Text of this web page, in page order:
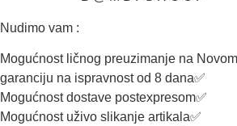
Nudimo vam :
Mogućnost ličnog preuzimanje na
garanciju na ispravnost od 8 dana✅
Mogućnost dostave postexpresom✅
Mogućnost uživo slikanje artikala✅